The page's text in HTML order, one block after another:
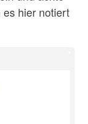
hier notiert